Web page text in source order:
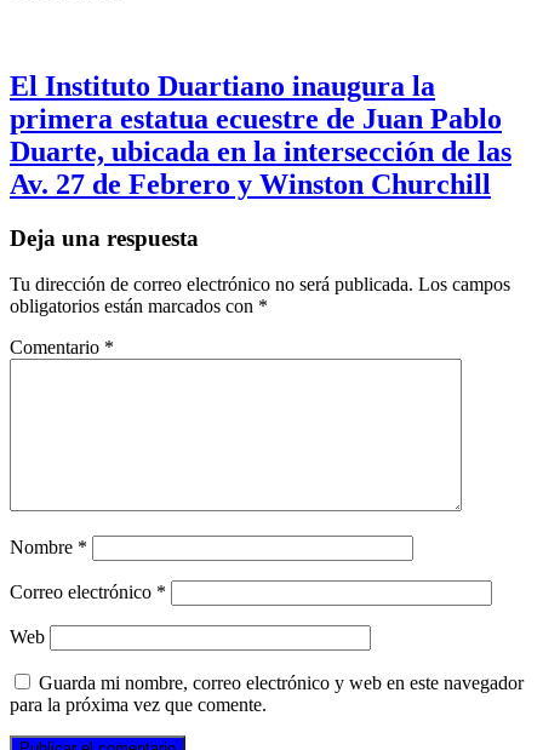
El Instituto Duartiano inaugura la
primera estatua ecuestre de Juan Pablo
Duarte, ubicada en la intersección de las
Av. 27 de Febrero y Winston Churchill
Deja una respuesta
Tu dirección de correo electrónico no será publicada. Los campos
obligatorios están marcados con *
Comentario *
Nombre *
Correo electrónico *
Web
Guarda mi nombre, correo electrónico y web en este navegador
para la próxima vez que comente.